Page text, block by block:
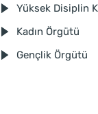
Yüksek Disiplin
Kadın Örgütü
Gençlik Örgütü